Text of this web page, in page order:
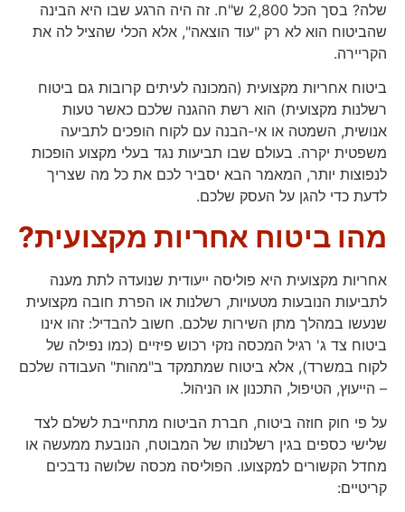
שלה? בסך הכל 2,800 ש"ח. זה היה הרגע שבו היא הבינה
שהביטוח הוא לא רק "עוד הוצאה", אלא הכלי שהציל לה את
הקריירה.
ביטוח אחריות מקצועית (המכונה לעיתים קרובות גם ביטוח
רשלנות מקצועית) הוא רשת ההגנה שלכם כאשר טעות
אנושית, השמטה או אי-הבנה עם לקוח הופכים לתביעה
משפטית יקרה. בעולם שבו תביעות נגד בעלי מקצוע הופכות
לנפוצות יותר, המאמר הבא יסביר לכם את כל מה שצריך
לדעת כדי להגן על העסק שלכם.
מהו ביטוח אחריות מקצועית?
אחריות מקצועית היא פוליסה ייעודית שנועדה לתת מענה
לתביעות הנובעות מטעויות, רשלנות או הפרת חובה מקצועית
שנעשו במהלך מתן השירות שלכם. חשוב להבדיל: זהו אינו
ביטוח צד ג' רגיל המכסה נזקי רכוש פיזיים (כמו נפילה של
לקוח במשרד), אלא ביטוח שמתמקד ב"מהות" העבודה שלכם
– הייעוץ, הטיפול, התכנון או הניהול.
על פי חוק חוזה ביטוח, חברת הביטוח מתחייבת לשלם לצד
שלישי כספים בגין רשלנותו של המבוטח, הנובעת ממעשה או
מחדל הקשורים למקצועו. הפוליסה מכסה שלושה נדבכים
קריטיים: